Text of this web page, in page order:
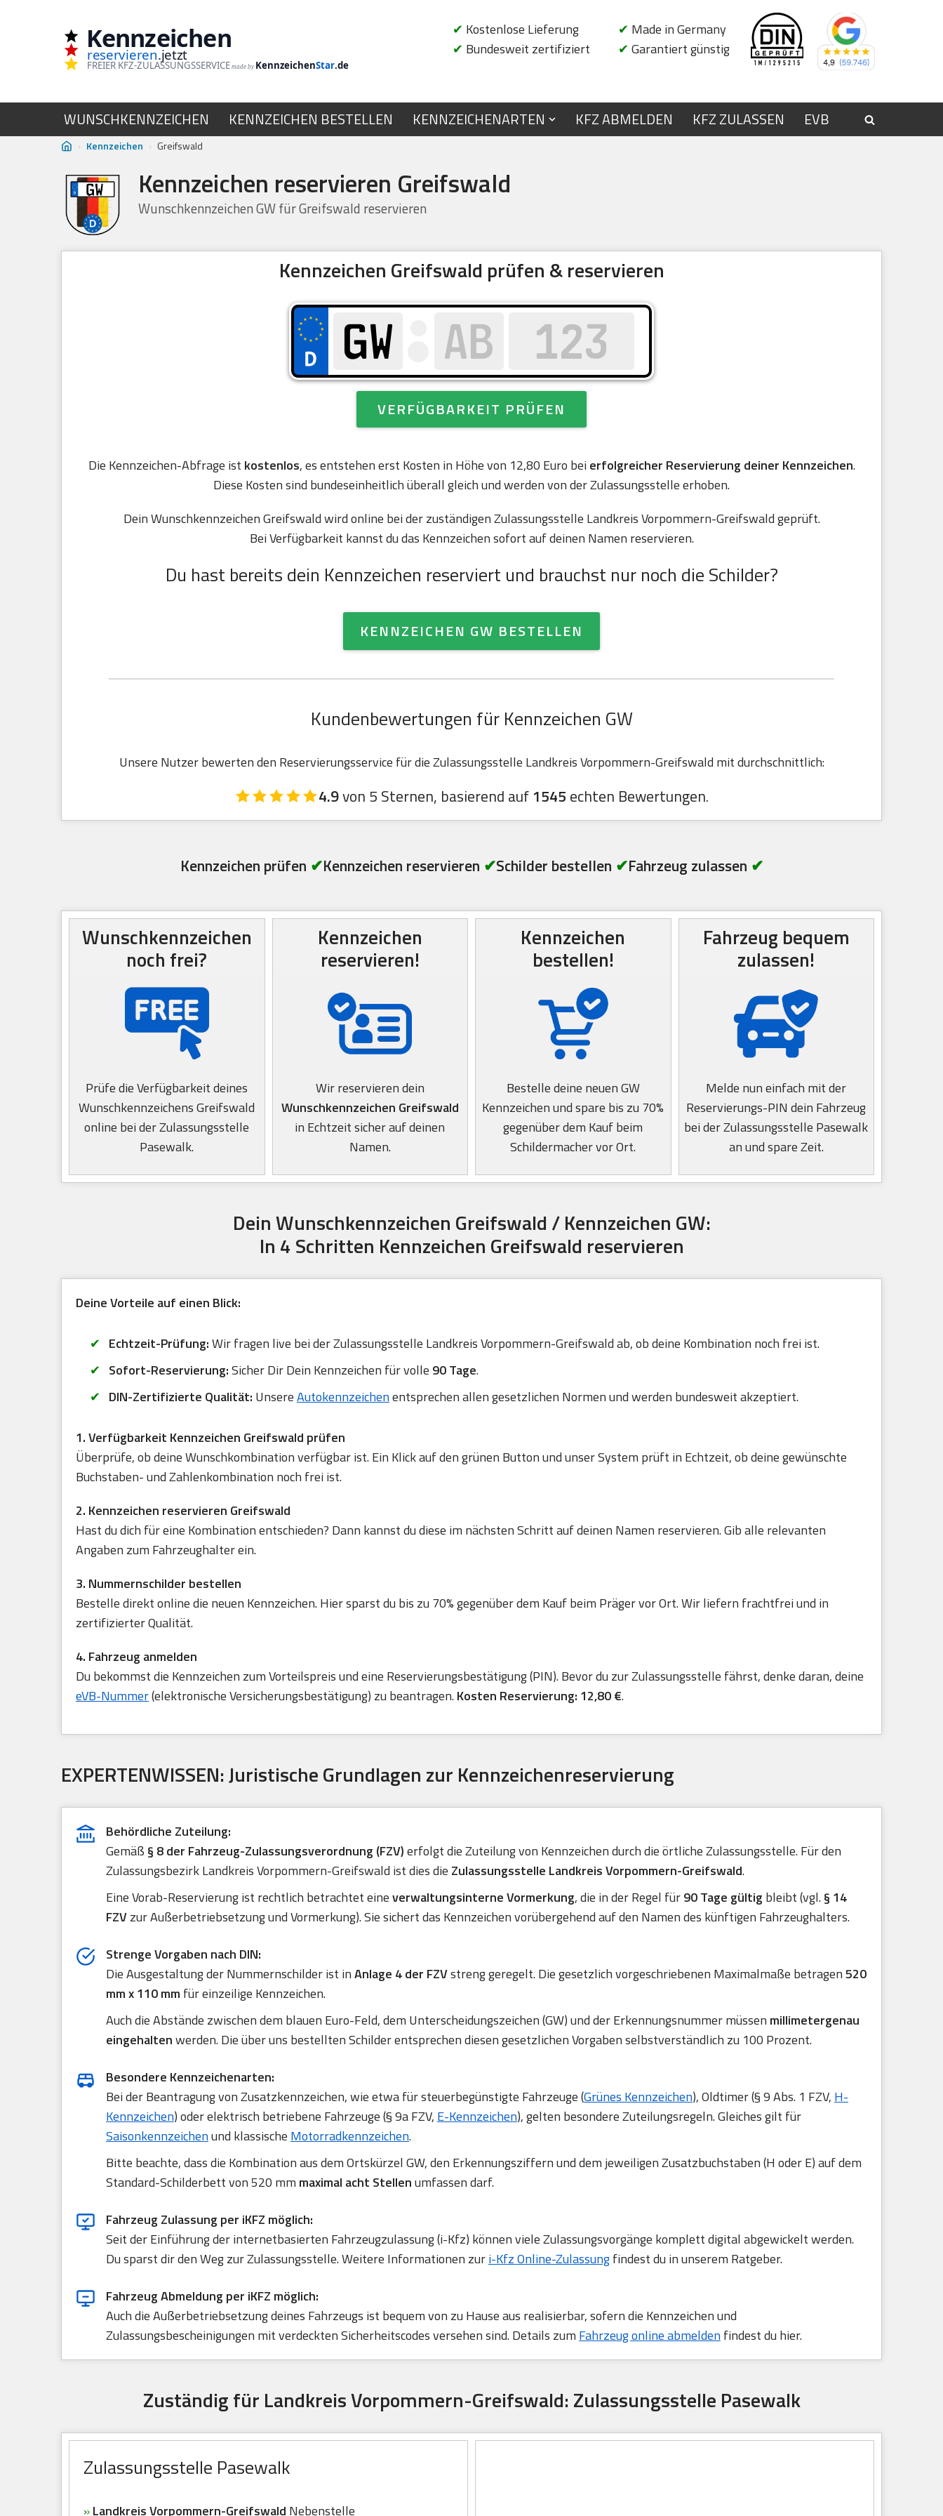
Kennzeichen
reservieren.jetzt
FREIER KFZ-ZULASSUNGSSERVICE made by KennzeichenStar.de
✔ Kostenlose Lieferung
✔ Bundesweit zertifiziert
✔ Made in Germany
✔ Garantiert günstig
WUNSCHKENNZEICHEN KENNZEICHEN BESTELLEN KENNZEICHENARTEN KFZ ABMELDEN KFZ ZULASSEN EVB
› Kennzeichen › Greifswald
Kennzeichen reservieren Greifswald
Wunschkennzeichen GW für Greifswald reservieren
Kennzeichen Greifswald prüfen & reservieren
VERFÜGBARKEIT PRÜFEN
Die Kennzeichen-Abfrage ist kostenlos, es entstehen erst Kosten in Höhe von 12,80 Euro beierfolgreicher Reservierung deiner Kennzeichen.
Diese Kosten sind bundeseinheitlich überall gleich und werden von der Zulassungsstelle erhoben.
Dein Wunschkennzeichen Greifswald wird online bei der zuständigen Zulassungsstelle Landkreis Vorpommern-Greifswald geprüft.
Bei Verfügbarkeit kannst du das Kennzeichen sofort auf deinen Namen reservieren.
Du hast bereits dein Kennzeichen reserviert und brauchst nur noch die Schilder?
KENNZEICHEN GW BESTELLEN
Kundenbewertungen für Kennzeichen GW
Unsere Nutzer bewerten den Reservierungsservice für die Zulassungsstelle Landkreis Vorpommern-Greifswald mit durchschnittlich:
4.9von 5 Sternen, basierend auf1545 echten Bewertungen.
Kennzeichen prüfen ✔Kennzeichen reservieren ✔Schilder bestellen ✔Fahrzeug zulassen ✔
Wunschkennzeichen
noch frei?
Prüfe die Verfügbarkeit deines
Wunschkennzeichens Greifswald
online bei der Zulassungsstelle
Pasewalk.
Kennzeichen
reservieren!
Wir reservieren dein
Wunschkennzeichen Greifswald
in Echtzeit sicher auf deinen
Namen.
Kennzeichen
bestellen!
Bestelle deine neuen GW
Kennzeichen und spare bis zu 70%
gegenüber dem Kauf beim
Schildermacher vor Ort.
Fahrzeug bequem
zulassen!
Melde nun einfach mit der
Reservierungs-PIN dein Fahrzeug
bei der Zulassungsstelle Pasewalk
an und spare Zeit.
Dein Wunschkennzeichen Greifswald / Kennzeichen GW:
In 4 Schritten Kennzeichen Greifswald reservieren
Deine Vorteile auf einen Blick:
Echtzeit-Prüfung:Wir fragen live bei der Zulassungsstelle Landkreis Vorpommern-Greifswald ab, ob deine Kombination noch frei ist.
Sofort-Reservierung:Sicher Dir Dein Kennzeichen für volle 90 Tage.
DIN-Zertifizierte Qualität: UnsereAutokennzeichenentsprechen allen gesetzlichen Normen und werden bundesweit akzeptiert.
1. Verfügbarkeit Kennzeichen Greifswald prüfen
Überprüfe, ob deine Wunschkombination verfügbar ist. Ein Klick auf den grünen Button und unser System prüft in Echtzeit, ob deine gewünschte
Buchstaben- und Zahlenkombination noch frei ist.
2. Kennzeichen reservieren Greifswald
Hast du dich für eine Kombination entschieden? Dann kannst du diese im nächsten Schritt auf deinen Namen reservieren. Gib alle relevanten
Angaben zum Fahrzeughalter ein.
3. Nummernschilder bestellen
Bestelle direkt online die neuen Kennzeichen. Hier sparst du bis zu 70% gegenüber dem Kauf beim Präger vor Ort. Wir liefern frachtfrei und in
zertifizierter Qualität.
4. Fahrzeug anmelden
Du bekommst die Kennzeichen zum Vorteilspreis und eine Reservierungsbestätigung (PIN). Bevor du zur Zulassungsstelle fährst, denke daran, deine
eVB-Nummer(elektronische Versicherungsbestätigung) zu beantragen.Kosten Reservierung: 12,80 €.
EXPERTENWISSEN: Juristische Grundlagen zur Kennzeichenreservierung
Behördliche Zuteilung:
Gemäß § 8 der Fahrzeug-Zulassungsverordnung (FZV)erfolgt die Zuteilung von Kennzeichen durch die örtliche Zulassungsstelle. Für den
Zulassungsbezirk Landkreis Vorpommern-Greifswald ist dies die Zulassungsstelle Landkreis Vorpommern-Greifswald.
Eine Vorab-Reservierung ist rechtlich betrachtet eineverwaltungsinterne Vormerkung, die in der Regel für90 Tage gültig bleibt (vgl.§ 14
FZVzur Außerbetriebsetzung und Vormerkung). Sie sichert das Kennzeichen vorübergehend auf den Namen des künftigen Fahrzeughalters.
Strenge Vorgaben nach DIN:
Die Ausgestaltung der Nummernschilder ist inAnlage 4 der FZVstreng geregelt. Die gesetzlich vorgeschriebenen Maximalmaße betragen520
mm x 110 mm für einzeilige Kennzeichen.
Auch die Abstände zwischen dem blauen Euro-Feld, dem Unterscheidungszeichen (GW) und der Erkennungsnummer müssen millimetergenau
eingehaltenwerden. Die über uns bestellten Schilder entsprechen diesen gesetzlichen Vorgaben selbstverständlich zu 100 Prozent.
Besondere Kennzeichenarten:
Bei der Beantragung von Zusatzkennzeichen, wie etwa für steuerbegünstigte Fahrzeuge (Grünes Kennzeichen), Oldtimer (§ 9 Abs. 1 FZV, H-
Kennzeichen) oder elektrisch betriebene Fahrzeuge (§ 9a FZV, E-Kennzeichen), gelten besondere Zuteilungsregeln. Gleiches gilt für
Saisonkennzeichenund klassische Motorradkennzeichen.
Bitte beachte, dass die Kombination aus dem Ortskürzel GW, den Erkennungsziffern und dem jeweiligen Zusatzbuchstaben (H oder E) auf dem
Standard-Schilderbett von 520 mm maximal acht Stellenumfassen darf.
Fahrzeug Zulassung per iKFZ möglich:
Seit der Einführung der internetbasierten Fahrzeugzulassung (i-Kfz) können viele Zulassungsvorgänge komplett digital abgewickelt werden.
Du sparst dir den Weg zur Zulassungsstelle. Weitere Informationen zuri-Kfz Online-Zulassungfindest du in unserem Ratgeber.
Fahrzeug Abmeldung per iKFZ möglich:
Auch die Außerbetriebsetzung deines Fahrzeugs ist bequem von zu Hause aus realisierbar, sofern die Kennzeichen und
Zulassungsbescheinigungen mit verdeckten Sicherheitscodes versehen sind. Details zum Fahrzeug online abmeldenfindest du hier.
Zuständig für Landkreis Vorpommern-Greifswald: Zulassungsstelle Pasewalk
Zulassungsstelle Pasewalk
»Landkreis Vorpommern-Greifswald Nebenstelle